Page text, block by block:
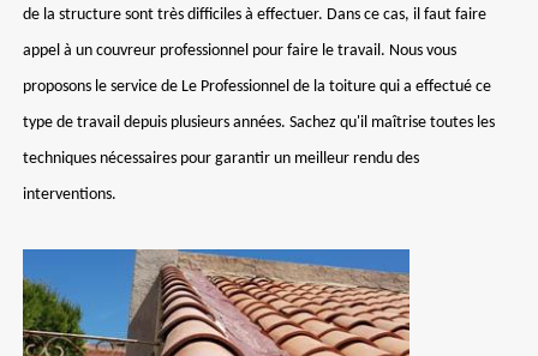
de la structure sont très difficiles à effectuer. Dans ce cas, il faut faire
appel à un couvreur professionnel pour faire le travail. Nous vous
proposons le service de Le Professionnel de la toiture qui a effectué ce
type de travail depuis plusieurs années. Sachez qu'il maîtrise toutes les
techniques nécessaires pour garantir un meilleur rendu des
interventions.